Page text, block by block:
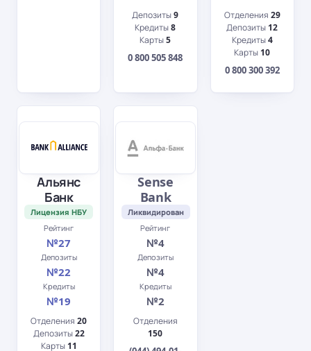
Депозиты9
Кредиты8
Карты5
0 800 505 848
Отделения 29
Депозиты 12
Кредиты4
Карты 10
0 800 300 392
Альянс
Банк
Лицензия НБУ
Рейтинг
№27
Депозиты
№22
Кредиты
№19
Отделения20
Депозиты22
Карты 11
Sense
Bank
Ликвидирован
Рейтинг
№4
Депозиты
№4
Кредиты
№2
Отделения
150